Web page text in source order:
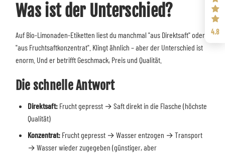
Was ist der Unterschied?
Auf Bio-Limonaden-Etiketten liest du manchmal "aus Direktsaft" oder
"aus Fruchtsaftkonzentrat". Klingt ähnlich – aber der Unterschied ist
enorm. Und er betrifft Geschmack, Preis und Qualität.
Die schnelle Antwort
Direktsaft: Frucht gepresst → Saft direkt in die Flasche (höchste
Qualität)
Konzentrat: Frucht gepresst → Wasser entzogen → Transport
→ Wasser wieder zugegeben (günstiger, aber
4.8